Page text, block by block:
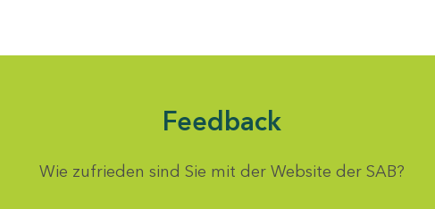
Feedback
Wie zufrieden sind Sie mit der Website der SAB?